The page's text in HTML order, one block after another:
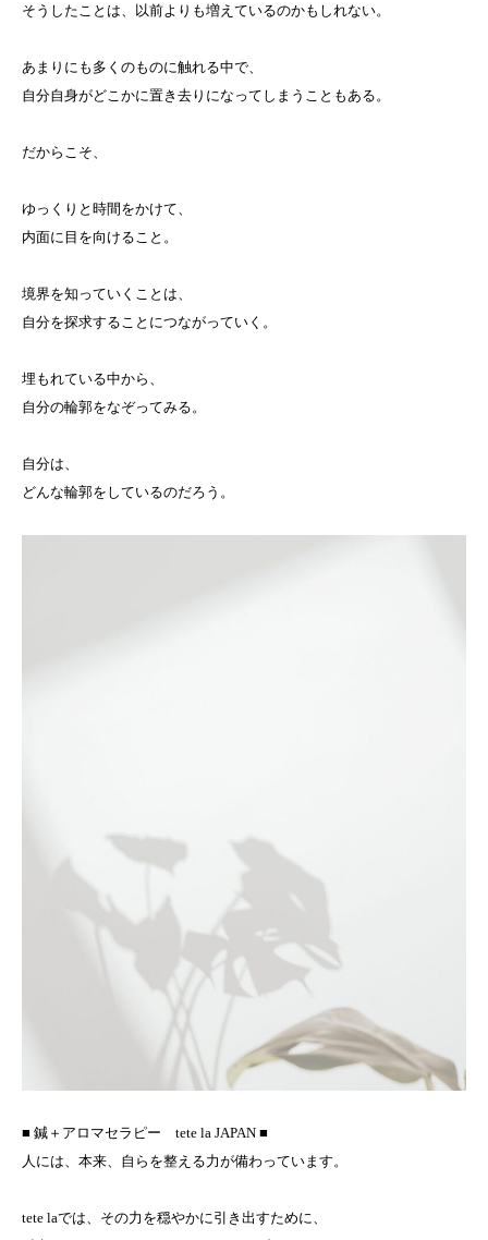
そうしたことは、以前よりも増えているのかもしれない。
あまりにも多くのものに触れる中で、
自分自身がどこかに置き去りになってしまうこともある。
だからこそ、
ゆっくりと時間をかけて、
内面に目を向けること。
境界を知っていくことは、
自分を探求することにつながっていく。
埋もれている中から、
自分の輪郭をなぞってみる。
自分は、
どんな輪郭をしているのだろう。
■ 鍼＋アロマセラピー tete la JAPAN ■
人には、本来、自らを整える力が備わっています。
tete laでは、その力を穏やかに引き出すために、